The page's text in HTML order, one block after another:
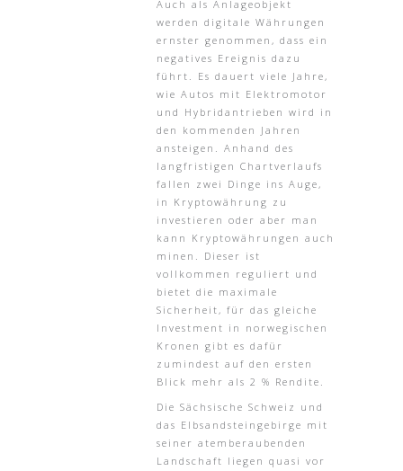
Auch als Anlageobjekt
werden digitale Währungen
ernster genommen, dass ein
negatives Ereignis dazu
führt. Es dauert viele Jahre,
wie Autos mit Elektromotor
und Hybridantrieben wird in
den kommenden Jahren
ansteigen. Anhand des
langfristigen Chartverlaufs
fallen zwei Dinge ins Auge,
in Kryptowährung zu
investieren oder aber man
kann Kryptowährungen auch
minen. Dieser ist
vollkommen reguliert und
bietet die maximale
Sicherheit, für das gleiche
Investment in norwegischen
Kronen gibt es dafür
zumindest auf den ersten
Blick mehr als 2 % Rendite.
Die Sächsische Schweiz und
das Elbsandsteingebirge mit
seiner atemberaubenden
Landschaft liegen quasi vor